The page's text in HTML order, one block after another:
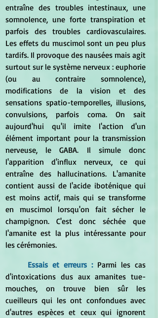
entraîne des troubles intestinaux, une
somnolence, une forte transpiration et
parfois des troubles cardiovasculaires.
Les effets du muscimol sont un peu plus
tardifs. Il provoque des nausées mais agit
surtout sur le système nerveux : euphorie
(ou au contraire somnolence),
modifications de la vision et des
sensations spatio-temporelles, illusions,
convulsions, parfois coma. On sait
aujourd'hui qu'il imite l'action d'un
élément important pour la transmission
nerveuse, le GABA. Il simule donc
l'apparition d'influx nerveux, ce qui
entraîne des hallucinations. L'amanite
contient aussi de l'acide iboténique qui
est moins actif, mais qui se transforme
en muscimol lorsqu'on fait sécher le
champignon. C'est donc séchée que
l'amanite est la plus intéressante pour
les cérémonies.
Essais et erreurs : Parmi les cas
d'intoxications dus aux amanites tue-
mouches, on trouve bien sûr les
cueilleurs qui les ont confondues avec
d'autres espèces et ceux qui ignorent